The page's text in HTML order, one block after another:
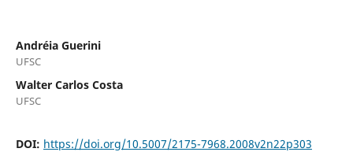
Andréia Guerini
UFSC
Walter Carlos Costa
UFSC
DOI: https://doi.org/10.5007/2175-7968.2008v2n22p303